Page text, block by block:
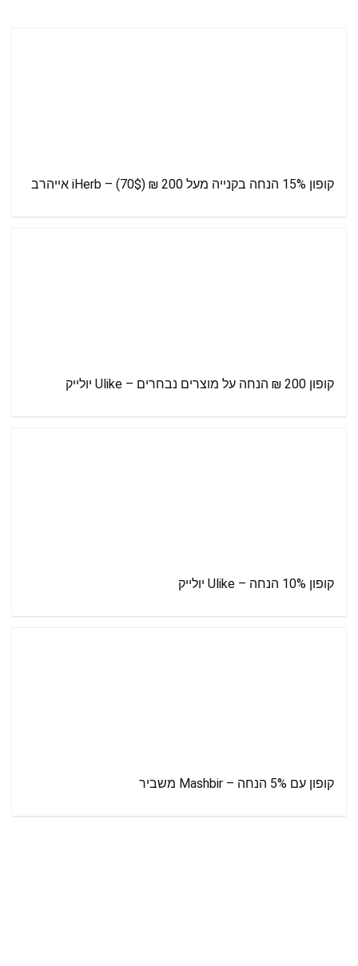
קופון 15% הנחה בקנייה מעל 200 ₪ (70$) – iHerb אייהרב
קופון 200 ₪ הנחה על מוצרים נבחרים – Ulike יולייק
קופון 10% הנחה – Ulike יולייק
קופון עם 5% הנחה – Mashbir משביר